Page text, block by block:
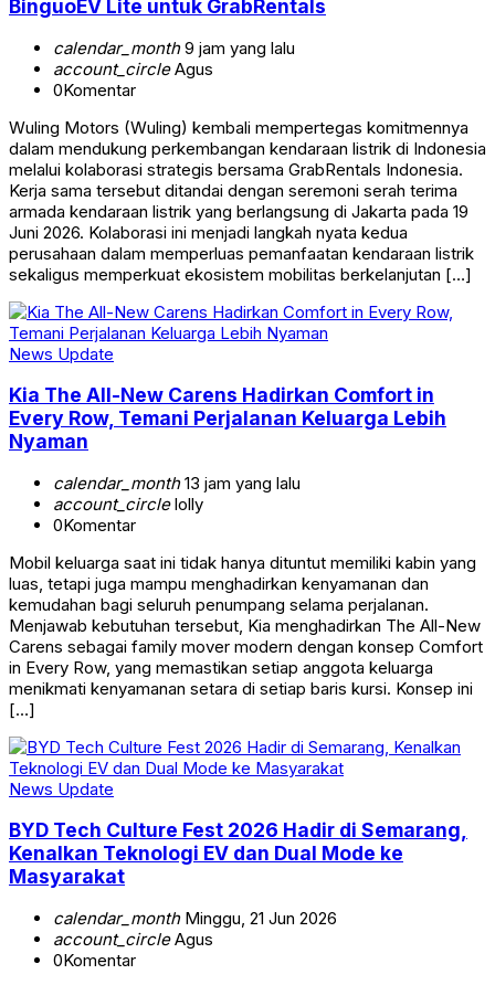
BinguoEV Lite untuk GrabRentals
calendar_month9 jam yang lalu
account_circleAgus
0Komentar
Wuling Motors (Wuling) kembali mempertegas komitmennya
dalam mendukung perkembangan kendaraan listrik di Indonesia
melalui kolaborasi strategis bersama GrabRentals Indonesia.
Kerja sama tersebut ditandai dengan seremoni serah terima
armada kendaraan listrik yang berlangsung di Jakarta pada 19
Juni 2026. Kolaborasi ini menjadi langkah nyata kedua
perusahaan dalam memperluas pemanfaatan kendaraan listrik
sekaligus memperkuat ekosistem mobilitas berkelanjutan […]
News Update
Kia The All-New Carens Hadirkan Comfort in
Every Row, Temani Perjalanan Keluarga Lebih
Nyaman
calendar_month13 jam yang lalu
account_circlelolly
0Komentar
Mobil keluarga saat ini tidak hanya dituntut memiliki kabin yang
luas, tetapi juga mampu menghadirkan kenyamanan dan
kemudahan bagi seluruh penumpang selama perjalanan.
Menjawab kebutuhan tersebut, Kia menghadirkan The All-New
Carens sebagai family mover modern dengan konsep Comfort
in Every Row, yang memastikan setiap anggota keluarga
menikmati kenyamanan setara di setiap baris kursi. Konsep ini
[…]
News Update
BYD Tech Culture Fest 2026 Hadir di Semarang,
Kenalkan Teknologi EV dan Dual Mode ke
Masyarakat
calendar_monthMinggu, 21 Jun 2026
account_circleAgus
0Komentar